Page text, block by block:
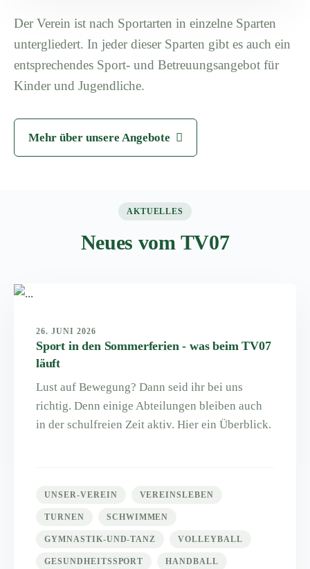
Der Verein ist nach Sportarten in einzelne Sparten
untergliedert. In jeder dieser Sparten gibt es auch ein
entsprechendes Sport- und Betreuungsangebot für
Kinder und Jugendliche.
Mehr über unsere Angebote
AKTUELLES
Neues vom TV07
26. JUNI 2026
Sport in den Sommerferien - was beim TV07
läuft
Lust auf Bewegung? Dann seid ihr bei uns
richtig. Denn einige Abteilungen bleiben auch
in der schulfreien Zeit aktiv. Hier ein Überblick.
UNSER-VEREIN VEREINSLEBEN
TURNEN SCHWIMMEN
GYMNASTIK-UND-TANZ VOLLEYBALL
GESUNDHEITSSPORT HANDBALL